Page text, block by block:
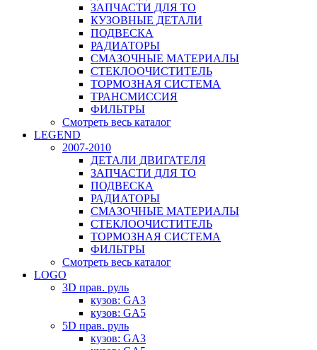
ЗАПЧАСТИ ДЛЯ ТО
КУЗОВНЫЕ ДЕТАЛИ
ПОДВЕСКА
РАДИАТОРЫ
СМАЗОЧНЫЕ МАТЕРИАЛЫ
СТЕКЛООЧИСТИТЕЛЬ
ТОРМОЗНАЯ СИСТЕМА
ТРАНСМИССИЯ
ФИЛЬТРЫ
Смотреть весь каталог
LEGEND
2007-2010
ДЕТАЛИ ДВИГАТЕЛЯ
ЗАПЧАСТИ ДЛЯ ТО
ПОДВЕСКА
РАДИАТОРЫ
СМАЗОЧНЫЕ МАТЕРИАЛЫ
СТЕКЛООЧИСТИТЕЛЬ
ТОРМОЗНАЯ СИСТЕМА
ФИЛЬТРЫ
Смотреть весь каталог
LOGO
3D прав. руль
кузов: GA3
кузов: GA5
5D прав. руль
кузов: GA3